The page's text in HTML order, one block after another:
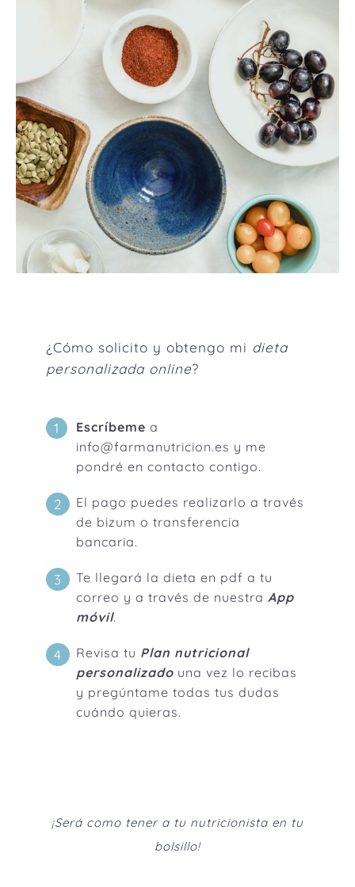
¿Cómo solicito y obtengo mi dieta
personalizada online?
1 Escríbeme a
info@farmanutricion.es y me
pondré en contacto contigo.
2
El pago puedes realizarlo a través
de bizum o transferencia
bancaria.
3
Te llegará la dieta en pdf a tu
correo y a través de nuestraApp
móvil.
4 Revisa tu Plan nutricional
personalizado una vez lo recibas
y pregúntame todas tus dudas
cuándo quieras.
¡Será como tener a tu nutricionista en tu
bolsillo!